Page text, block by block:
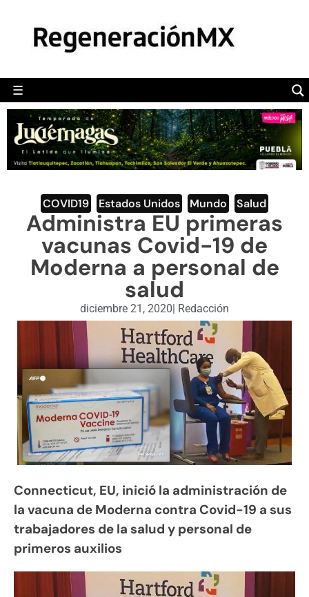
☰
POLÍTICA
CAMALEÓN
OPINIÓN
DEPORTES
ENGLISH SECTION
VIDEOS
COVID19 Estados Unidos Mundo Salud
Administra EU primeras
vacunas Covid-19 de
Moderna a personal de
salud
diciembre 21, 2020| Redacción
Connecticut, EU, inició la administración de
la vacuna de Moderna contra Covid-19 a sus
trabajadores de la salud y personal de
primeros auxilios